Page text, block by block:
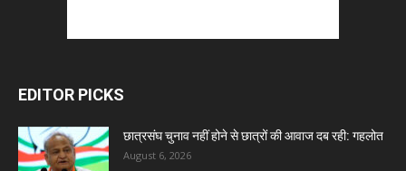
EDITOR PICKS
छात्रसंघ चुनाव नहीं होने से छात्रों की आवाज दब रही: गहलोत
August 6, 2026